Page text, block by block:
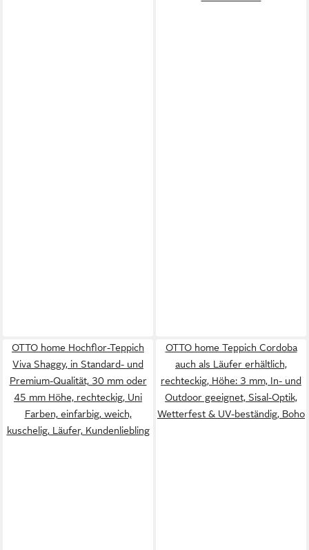
OTTO home Hochflor-Teppich
Viva Shaggy, in Standard- und
Premium-Qualität, 30 mm oder
45 mm Höhe, rechteckig, Uni
Farben, einfarbig, weich,
kuschelig, Läufer, Kundenliebling
OTTO home Teppich Cordoba
auch als Läufer erhältlich,
rechteckig, Höhe: 3 mm, In- und
Outdoor geeignet, Sisal-Optik,
Wetterfest & UV-beständig, Boho